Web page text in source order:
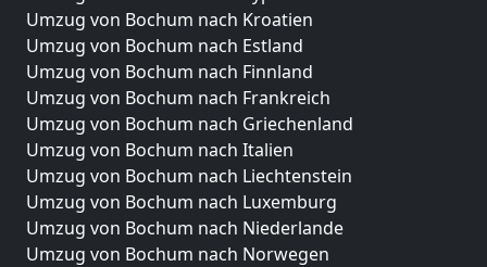
Umzug von Bochum nach Kroatien
Umzug von Bochum nach Estland
Umzug von Bochum nach Finnland
Umzug von Bochum nach Frankreich
Umzug von Bochum nach Griechenland
Umzug von Bochum nach Italien
Umzug von Bochum nach Liechtenstein
Umzug von Bochum nach Luxemburg
Umzug von Bochum nach Niederlande
Umzug von Bochum nach Norwegen